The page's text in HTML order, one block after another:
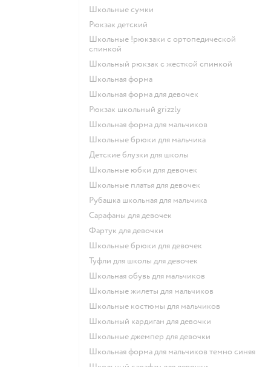
Школьные сумки
Рюкзак детский
Школьные !рюкзаки с ортопедической
спинкой
Школьный рюкзак с жесткой спинкой
Школьная форма
Школьная форма для девочек
Рюкзак школьный grizzly
Школьная форма для мальчиков
Школьные брюки для мальчика
Детские блузки для школы
Школьные юбки для девочек
Школьные платья для девочек
Рубашка школьная для мальчика
Сарафаны для девочек
Фартук для девочки
Школьные брюки для девочек
Туфли для школы для девочек
Школьная обувь для мальчиков
Школьные жилеты для мальчиков
Школьные костюмы для мальчиков
Школьный кардиган для девочки
Школьные джемпер для девочки
Школьная форма для мальчиков темно синяя